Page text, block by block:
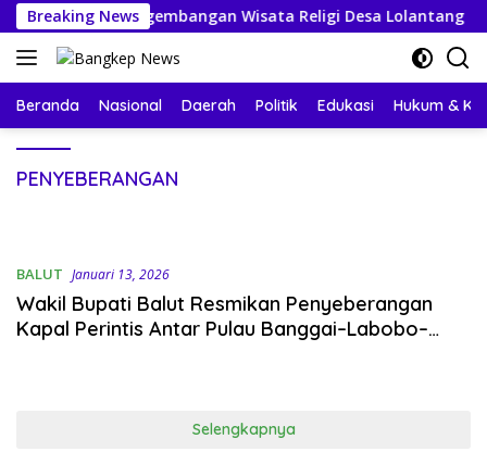
Langsung
ke
konten
Breaking News
Pengembangan Wisata Religi Desa Lolantang
Beranda Nasional Daerah Politik Edukasi Hukum &
PENYEBERANGAN
BALUT Januari 13, 2026
Wakil Bupati Balut Resmikan Penyeberangan
Kapal Perintis Antar Pulau Banggai–Labobo–
Selengkapnya